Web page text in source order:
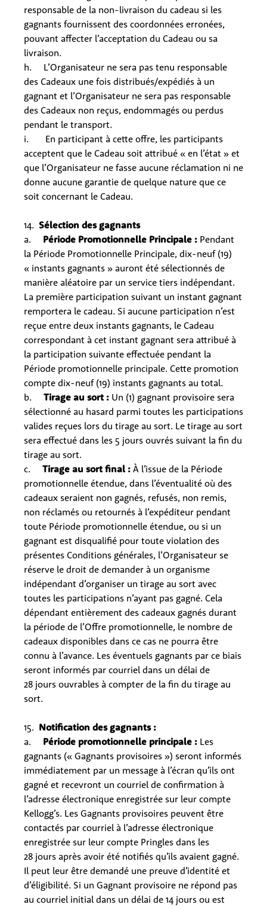
responsable de la non-livraison du cadeau si les
gagnants fournissent des coordonnées erronées,
pouvant affecter l’acceptation du Cadeau ou sa
livraison.
h. L’Organisateur ne sera pas tenu responsable
des Cadeaux une fois distribués/expédiés à un
gagnant et l’Organisateur ne sera pas responsable
des Cadeaux non reçus, endommagés ou perdus
pendant le transport.
i. En participant à cette offre, les participants
acceptent que le Cadeau soit attribué « en l’état » et
que l’Organisateur ne fasse aucune réclamation ni ne
donne aucune garantie de quelque nature que ce
soit concernant le Cadeau.
14. Sélection des gagnants
a. Période Promotionnelle Principale : Pendant
la Période Promotionnelle Principale, dix-neuf (19)
« instants gagnants » auront été sélectionnés de
manière aléatoire par un service tiers indépendant.
La première participation suivant un instant gagnant
remportera le cadeau. Si aucune participation n’est
reçue entre deux instants gagnants, le Cadeau
correspondant à cet instant gagnant sera attribué à
la participation suivante effectuée pendant la
Période promotionnelle principale. Cette promotion
compte dix-neuf (19) instants gagnants au total.
b. Tirage au sort : Un (1) gagnant provisoire sera
sélectionné au hasard parmi toutes les participations
valides reçues lors du tirage au sort. Le tirage au sort
sera effectué dans les 5 jours ouvrés suivant la fin du
tirage au sort.
c. Tirage au sort final : À l’issue de la Période
promotionnelle étendue, dans l’éventualité où des
cadeaux seraient non gagnés, refusés, non remis,
non réclamés ou retournés à l’expéditeur pendant
toute Période promotionnelle étendue, ou si un
gagnant est disqualifié pour toute violation des
présentes Conditions générales, l’Organisateur se
réserve le droit de demander à un organisme
indépendant d’organiser un tirage au sort avec
toutes les participations n’ayant pas gagné. Cela
dépendant entièrement des cadeaux gagnés durant
la période de l’Offre promotionnelle, le nombre de
cadeaux disponibles dans ce cas ne pourra être
connu à l’avance. Les éventuels gagnants par ce biais
seront informés par courriel dans un délai de
28 jours ouvrables à compter de la fin du tirage au
sort.
15. Notification des gagnants :
a. Période promotionnelle principale : Les
gagnants (« Gagnants provisoires ») seront informés
immédiatement par un message à l’écran qu’ils ont
gagné et recevront un courriel de confirmation à
l’adresse électronique enregistrée sur leur compte
Kellogg’s. Les Gagnants provisoires peuvent être
contactés par courriel à l’adresse électronique
enregistrée sur leur compte Pringles dans les
28 jours après avoir été notifiés qu’ils avaient gagné.
Il peut leur être demandé une preuve d’identité et
d’éligibilité. Si un Gagnant provisoire ne répond pas
au courriel initial dans un délai de 14 jours ou est